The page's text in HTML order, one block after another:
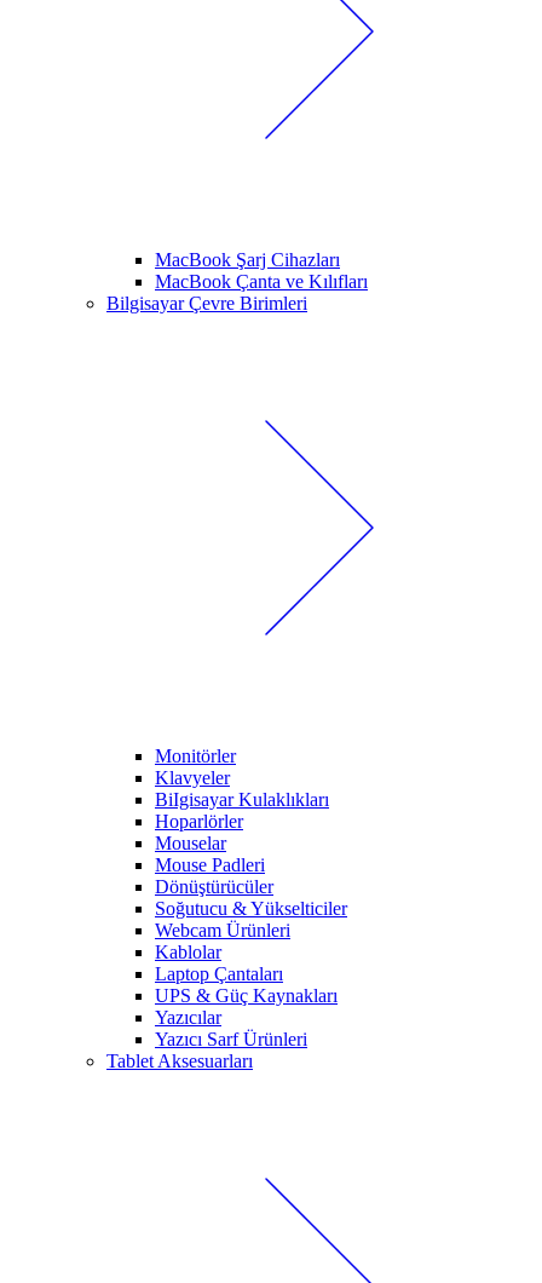
MacBook Şarj Cihazları
MacBook Çanta ve Kılıfları
Bilgisayar Çevre Birimleri
Monitörler
Klavyeler
BiIgisayar Kulaklıkları
Hoparlörler
Mouselar
Mouse Padleri
Dönüştürücüler
Soğutucu & Yükselticiler
Webcam Ürünleri
Kablolar
Laptop Çantaları
UPS & Güç Kaynakları
Yazıcılar
Yazıcı Sarf Ürünleri
Tablet Aksesuarları